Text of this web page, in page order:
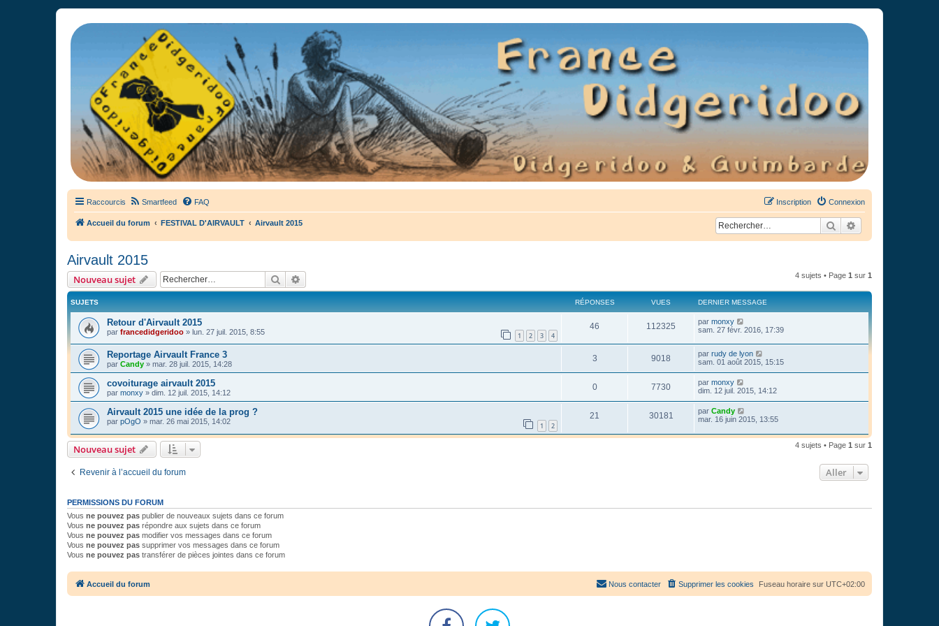
France Didgeridoo
Didgeridoo et Guimbarde sur France Didgeridoo - retrouvez la communauté.
Raccourcis Smartfeed FAQ Connexion
Inscription
Accueil du forum FESTIVAL D'AIRVAULT Airvault 2015 Rechercher
Airvault 2015
Nouveau sujet Rechercher 4 sujets • Page 1 sur 1
SUJETS RÉPONSES VUES DERNIER MESSAGE
Retour d'Airvault 2015
par francedidgeridoo » lun. 27 juil. 2015, 8:55 1 2 3 4
46 112325 par monxy
sam. 27 févr. 2016, 17:39
Reportage Airvault France 3
par Candy » mar. 28 juil. 2015, 14:28
3 9018 par rudy de lyon
sam. 01 août 2015, 15:15
covoiturage airvault 2015
par monxy » dim. 12 juil. 2015, 14:12
0 7730 par monxy
dim. 12 juil. 2015, 14:12
Airvault 2015 une idée de la prog ?
par pOgO » mar. 26 mai 2015, 14:02 1 2
21 30181 par Candy
mar. 16 juin 2015, 13:55
Nouveau sujet 4 sujets • Page 1 sur 1
Revenir à l’accueil du forum Aller
PERMISSIONS DU FORUM
Vous ne pouvez pas publier de nouveaux sujets dans ce forum
Vous ne pouvez pas répondre aux sujets dans ce forum
Vous ne pouvez pas modifier vos messages dans ce forum
Vous ne pouvez pas supprimer vos messages dans ce forum
Vous ne pouvez pas transférer de pièces jointes dans ce forum
Accueil du forum Fuseau horaire sur UTC+02:00
Supprimer les cookies
Nous contacter